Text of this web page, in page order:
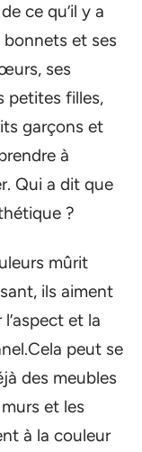
ce qu’il y a
bonnets et ses
ses
petites filles,
garçons et
à
Qui a dit que
?
mûrit
ils aiment
et la
peut se
des meubles
et les
à la couleur